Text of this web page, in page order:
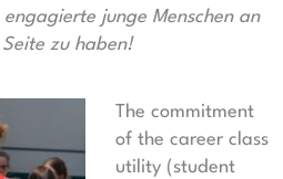
engagierte junge Menschen an
Seite zu haben!
The commitment
of the career class
utility (student